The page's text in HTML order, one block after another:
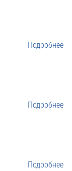
Подробнее
Подробнее
Подробнее